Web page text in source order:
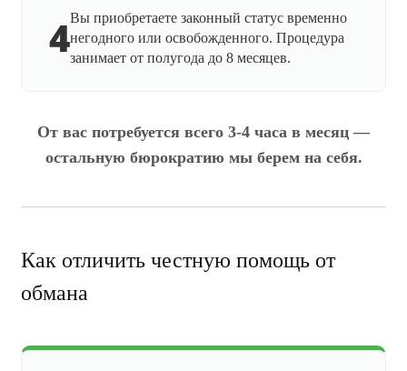
4Вы приобретаете законный статус временно
негодного или освобожденного. Процедура
занимает от полугода до 8 месяцев.
От вас потребуется всего 3-4 часа в месяц —
остальную бюрократию мы берем на себя.
Как отличить честную помощь от
обмана